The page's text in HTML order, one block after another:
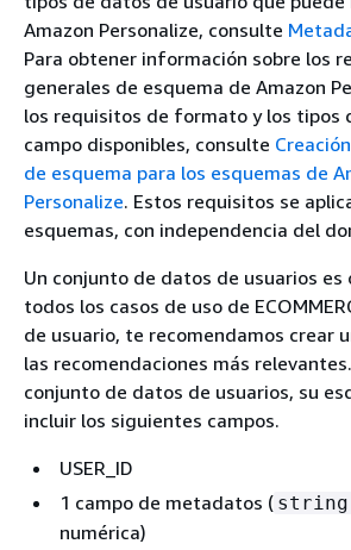
Amazon Personalize, consulte
Para obtener información sobre los
generales de esquema de Amazon
los requisitos de formato y los tipos
campo disponibles, consulte
de esquema para los esquemas de
Personalize. Estos requisitos se
esquemas, con independencia del
Un conjunto de datos de usuarios es
todos los casos de uso de
de usuario, te recomendamos crear
las recomendaciones más
conjunto de datos de usuarios, su
incluir los siguientes campos.
USER_ID
1 campo de metadatos ( string
numérica)